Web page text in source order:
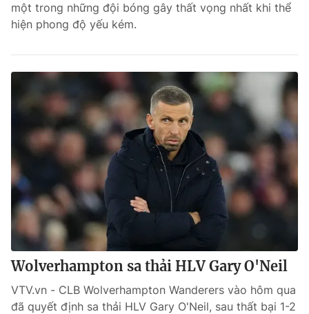
một trong những đội bóng gây thất vọng nhất khi thể
hiện phong độ yếu kém.
Wolverhampton sa thải HLV Gary O'Neil
VTV.vn - CLB Wolverhampton Wanderers vào hôm qua
đã quyết định sa thải HLV Gary O'Neil, sau thất bại 1-2